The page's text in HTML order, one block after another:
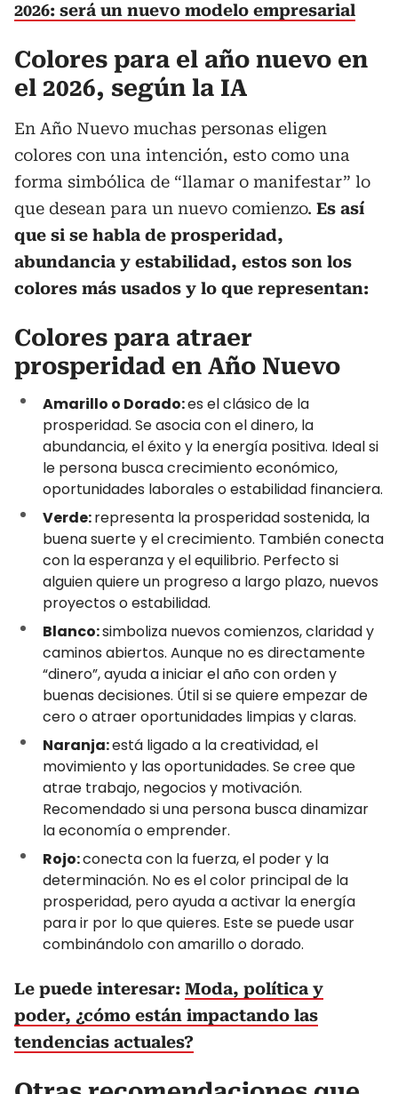
2026: será un nuevo modelo empresarial
Colores para el año nuevo en
el 2026, según la IA
En Año Nuevo muchas personas eligen
colores con una intención, esto como una
forma simbólica de “llamar o manifestar” lo
que desean para un nuevo comienzo. Es así
que si se habla de prosperidad,
abundancia y estabilidad, estos son los
colores más usados y lo que representan:
Colores para atraer
prosperidad en Año Nuevo
Amarillo o Dorado:es el clásico de la
prosperidad. Se asocia con el dinero, la
abundancia, el éxito y la energía positiva. Ideal si
le persona busca crecimiento económico,
oportunidades laborales o estabilidad financiera.
Verde:representa la prosperidad sostenida, la
buena suerte y el crecimiento. También conecta
con la esperanza y el equilibrio. Perfecto si
alguien quiere un progreso a largo plazo, nuevos
proyectos o estabilidad.
Blanco:simboliza nuevos comienzos, claridad y
caminos abiertos. Aunque no es directamente
“dinero”, ayuda a iniciar el año con orden y
buenas decisiones. Útil si se quiere empezar de
cero o atraer oportunidades limpias y claras.
Naranja:está ligado a la creatividad, el
movimiento y las oportunidades. Se cree que
atrae trabajo, negocios y motivación.
Recomendado si una persona busca dinamizar
la economía o emprender.
Rojo:conecta con la fuerza, el poder y la
determinación. No es el color principal de la
prosperidad, pero ayuda a activar la energía
para ir por lo que quieres. Este se puede usar
combinándolo con amarillo o dorado.
Le puede interesar: Moda, política y
poder, ¿cómo están impactando las
tendencias actuales?